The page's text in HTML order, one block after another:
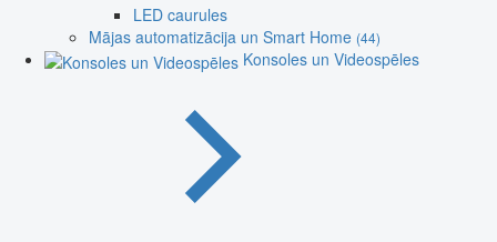
LED caurules
Mājas automatizācija un Smart Home (44)
Konsoles un Videospēles